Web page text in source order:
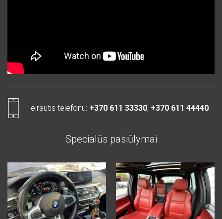
Teirautis telefonu: +370 611 33330, +370 611 44440
Specialūs pasiūlymai